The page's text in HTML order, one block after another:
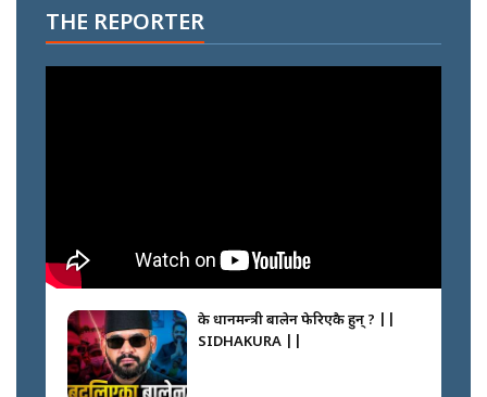
THE REPORTER
के प्रधानमन्त्री बालेन फेरिएकै हुन् ? ||
SIDHAKURA ||